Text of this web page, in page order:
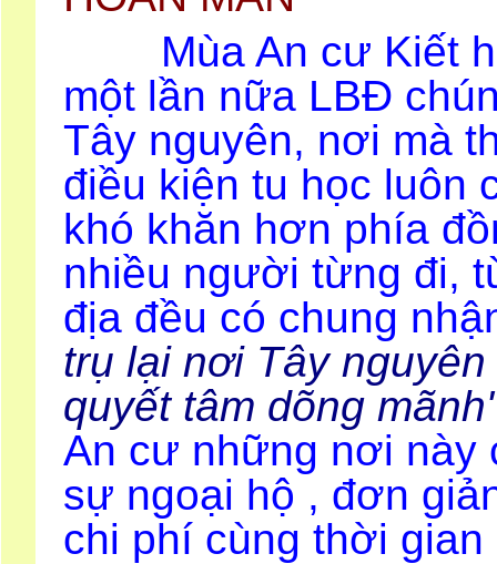
Mùa An cư Kiết hạ
một lần nữa LBĐ
Tây nguyên, nơi mà
điều kiện tu học luôn
khó khăn hơn phía
nhiều người từng đi,
địa đều có chung
trụ lại nơi Tây
quyết tâm dõng
An cư những nơi
sự ngoại hộ , đơn
chi phí cùng thời